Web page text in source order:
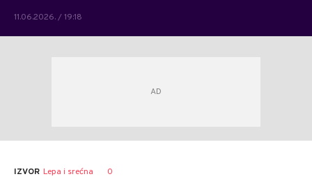
11.06.2026. / 19:18
IZVOR Lepa i srećna 0